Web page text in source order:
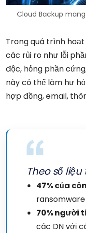
Cloud Backup
Trong quá trình
các rủi ro như lỗi
độc, hỏng phần
này có thể làm hư
hợp đồng, email,
Theo số
47% của
ransomware
70% người
các DN với